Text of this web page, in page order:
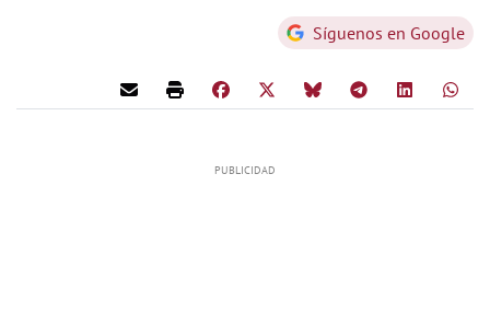
Síguenos en Google